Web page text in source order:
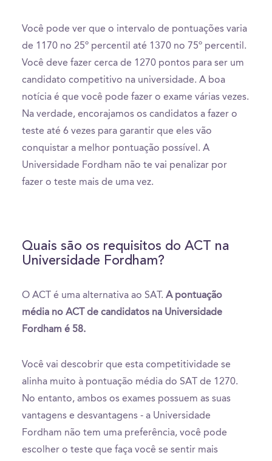
Você pode ver que o intervalo de pontuações varia
de 1170 no 25º percentil até 1370 no 75º percentil.
Você deve fazer cerca de 1270 pontos para ser um
candidato competitivo na universidade. A boa
notícia é que você pode fazer o exame várias vezes.
Na verdade, encorajamos os candidatos a fazer o
teste até 6 vezes para garantir que eles vão
conquistar a melhor pontuação possível. A
Universidade Fordham não te vai penalizar por
fazer o teste mais de uma vez.
Quais são os requisitos do ACT na
Universidade Fordham?
O ACT é uma alternativa ao SAT. A pontuação
média no ACT de candidatos na Universidade
Fordham é 58.
Você vai descobrir que esta competitividade se
alinha muito à pontuação média do SAT de 1270.
No entanto, ambos os exames possuem as suas
vantagens e desvantagens - a Universidade
Fordham não tem uma preferência, você pode
escolher o teste que faça você se sentir mais